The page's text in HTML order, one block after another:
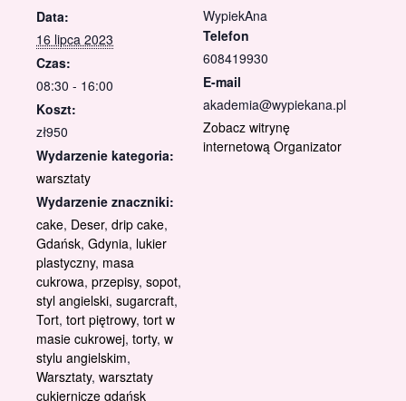
Data:
16 lipca 2023
Czas:
08:30 - 16:00
Koszt:
zł950
Wydarzenie kategoria:
warsztaty
Wydarzenie znaczniki:
cake, Deser, drip cake,
Gdańsk, Gdynia, lukier
plastyczny, masa
cukrowa, przepisy, sopot,
styl angielski, sugarcraft,
Tort, tort piętrowy, tort w
masie cukrowej, torty, w
stylu angielskim,
Warsztaty, warsztaty
cukiernicze gdańsk
WypiekAna
Telefon
608419930
E-mail
akademia@wypiekana.pl
Zobacz witrynę
internetową Organizator